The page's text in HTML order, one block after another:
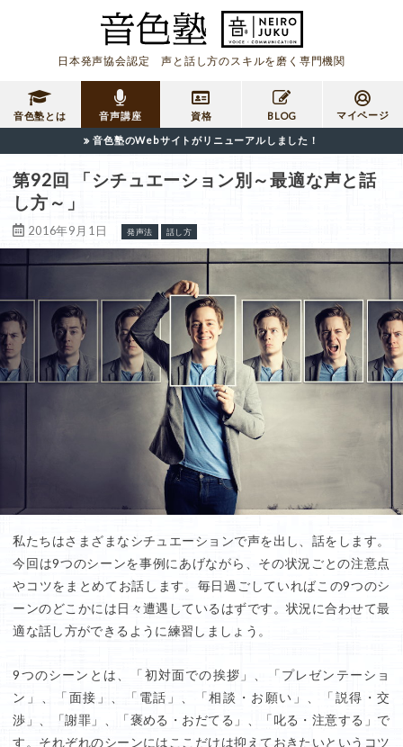
日本発声協会認定 声と話し方のスキルを磨く専門機関
音色塾とは 音声講座 資格 BLOG マイページ
音色塾のWebサイトがリニューアルしました！
第92回 「シチュエーション別～最適な声と話
し方～」
2016年9月1日 発声法 話し方
私たちはさまざまなシチュエーションで声を出し、話をします。
今回は9つのシーンを事例にあげながら、その状況ごとの注意点
やコツをまとめてお話します。毎日過ごしていればこの9つのシ
ーンのどこかには日々遭遇しているはずです。状況に合わせて最
適な話し方ができるように練習しましょう。
9つのシーンとは、「初対面での挨拶」、「プレゼンテーショ
ン」、「面接」、「電話」、「相談・お願い」、「説得・交
渉」、「謝罪」、「褒める・おだてる」、「叱る・注意する」で
す。それぞれのシーンにはここだけは抑えておきたいというコツ